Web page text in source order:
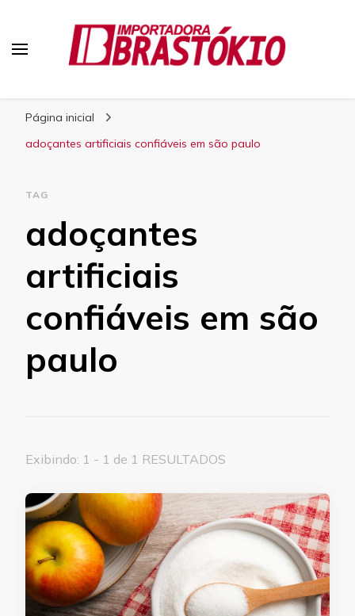
Página inicial
adoçantes artificiais confiáveis em são paulo
TAG
adoçantes
artificiais
confiáveis em são
paulo
Exibindo: 1 - 1 de 1 RESULTADOS